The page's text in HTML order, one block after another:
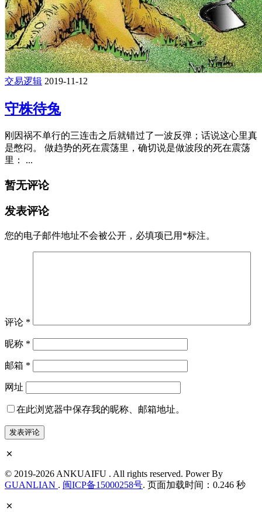
交易逻辑 2019-11-12
守株待兔
刚因祸不单行的三连击之后就错过了一波反弹；话说这心里真
是憋闷。 做趋势的死在震荡里，确切说是做波段的死在震荡
里： ...
暂无评论
发表评论
您的电子邮件地址不会被公开， 必填项已用 *标注。
评论 *
昵称 *
邮箱 *
网址
在此浏览器中保存我的昵称、邮箱地址。
© 2019-2026 ANKUAIFU . All rights reserved. Power By
GUANLIAN . 闽ICP备15000258号. 页面加载时间：0.246 秒